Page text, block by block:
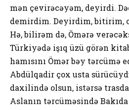
mən çevirəcəyəm, deyirdi.
demirdim. Deyirdim, bitirim, o
Hə, bilirəm də, Ömərə
Türkiyədə işıq üzü görən
hamısını Ömər bəy tərcümə
Abdülqadir çox usta
daxilində olsun, istərsə
Aslanın tərcüməsində